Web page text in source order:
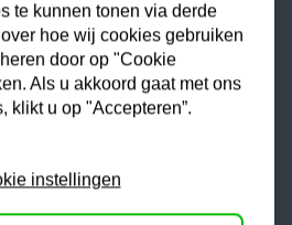
/ annuleren
te kunnen tonen via derde
hoe wij cookies gebruiken
door op "Cookie
Als u akkoord gaat met ons
klikt u op "Accepteren”.
instellingen